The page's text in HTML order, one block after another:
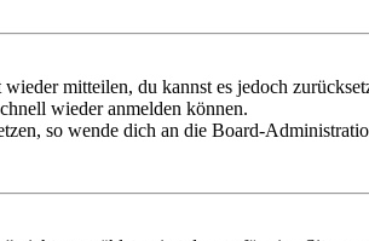
mitteilen, du kannst es jedoch
wieder anmelden können.
so wende dich an die Board-